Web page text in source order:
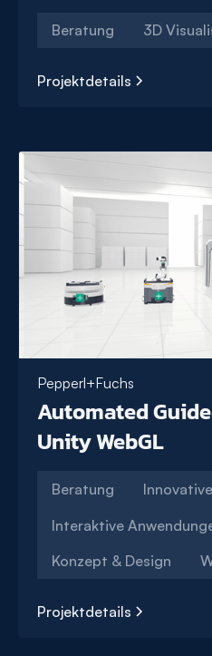
Beratung 3D
Projektdetails
der
3D-
Pepperl+Fuchs
Automated
Unity WebGL
Beratung
Interaktive
Konzept & Design
Projektdetails